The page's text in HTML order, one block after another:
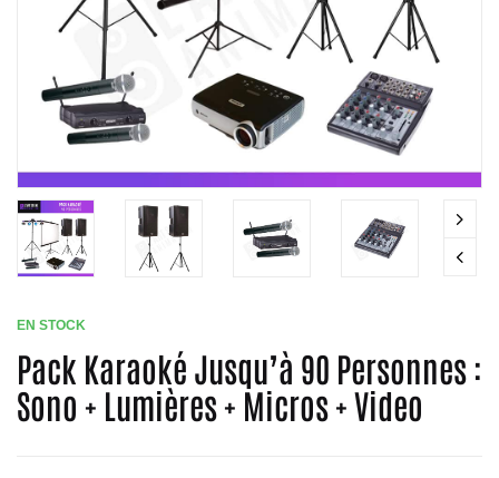
EN STOCK
Pack Karaoké Jusqu’à 90 Personnes :
Sono + Lumières + Micros + Video